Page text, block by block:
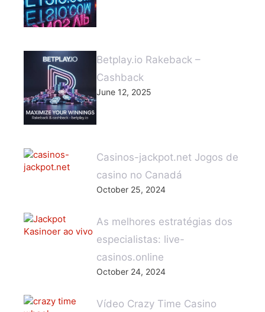
Betplay.io Rakeback –
Cashback
June 12, 2025
Casinos-jackpot.net Jogos de
casino no Canadá
October 25, 2024
As melhores estratégias dos
especialistas: live-
casinos.online
October 24, 2024
Vídeo Crazy Time Casino